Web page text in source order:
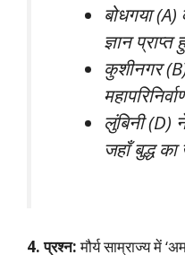
बोधगया
ज्ञान
कुशीनगर
लुंबिनी (D)
जहाँ बुद्ध
4. प्रश्न:मौर्य साम्राज्य में